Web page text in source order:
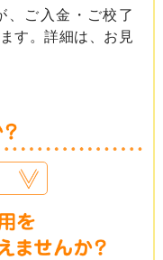
、ご入金・ご校了
す。詳細は、お見